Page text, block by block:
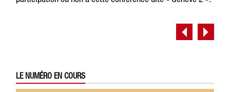
LE NUMÉRO EN COURS